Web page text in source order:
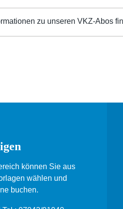
zu unseren VKZ-Abos
können Sie aus
wählen und
buchen.